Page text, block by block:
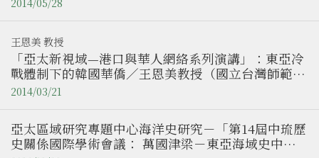
王恩美 教授
「亞太新視域—港口與華人網絡系列演講」：東亞冷
戰體制下的韓國華僑／王恩美教授（國立台灣師範大
學東亞學系）
2014/03/21
亞太區域研究專題中心海洋史研究－「第14屆中琉歷
史關係國際學術會議： 萬國津梁－東亞海域史中的